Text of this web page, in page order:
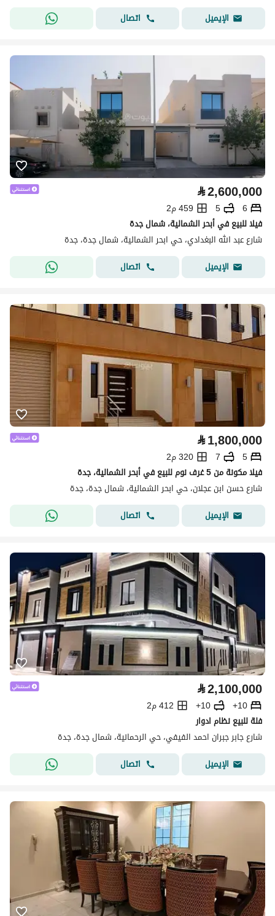
الإيميل
اتصال
⃁2,600,000
6
5
459 م2
فيلا للبيع في أبحر الشمالية، شمال جدة
شارع عبد الله البغدادي، حي ابحر الشمالية، شمال جدة، جدة
الإيميل
اتصال
⃁1,800,000
5
7
320 م2
فيلا مكونة من 5 غرف نوم للبيع في أبحر الشمالية، جدة
شارع حسن ابن عجلان، حي ابحر الشمالية، شمال جدة، جدة
الإيميل
اتصال
⃁2,100,000
10+
10+
412 م2
فلة للبيع نظام ادوار
شارع جابر جبران احمد الفيفي، حي الرحمانية، شمال جدة، جدة
الإيميل
اتصال